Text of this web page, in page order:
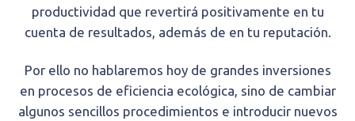
productividad que revertirá positivamente en tu
cuenta de resultados, además de en tu reputación.
Por ello no hablaremos hoy de grandes inversiones
en procesos de eficiencia ecológica, sino de cambiar
algunos sencillos procedimientos e introducir nuevos